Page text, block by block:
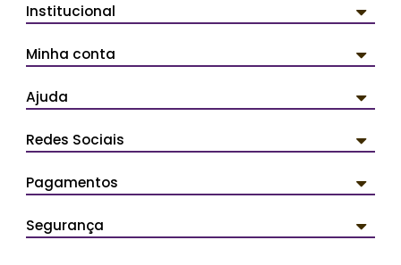
Institucional
Minha conta
Ajuda
Redes Sociais
Pagamentos
Segurança